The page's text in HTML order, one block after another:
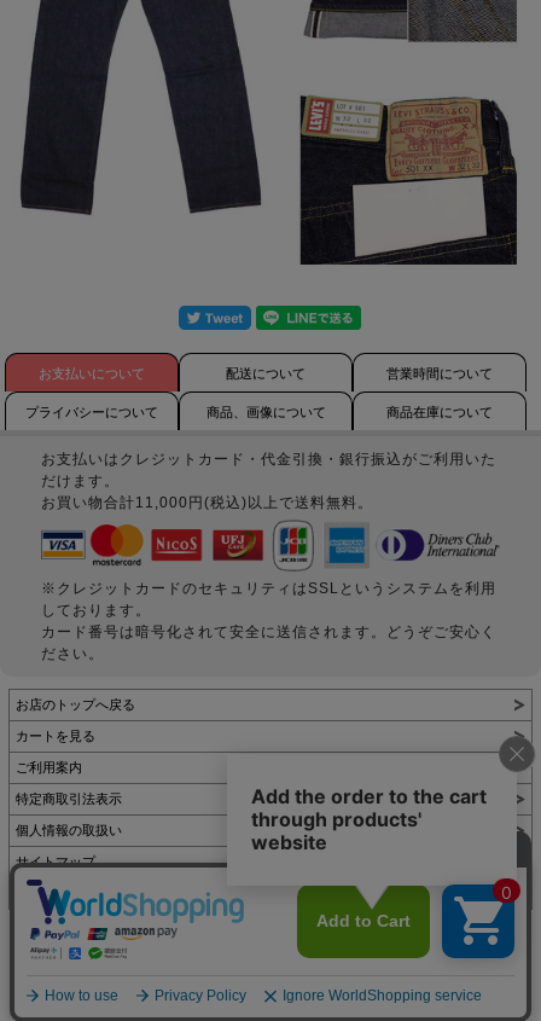
お支払いについて 配送について 営業時間について
プライバシーについて 商品、画像について 商品在庫について
お支払いはクレジットカード・代金引換・銀行振込がご利用いた
だけます。
お買い物合計11,000円(税込)以上で送料無料。
※クレジットカードのセキュリティはSSLというシステムを利用
しております。
カード番号は暗号化されて安全に送信されます。どうぞご安心く
ださい。
お店のトップへ戻る
カートを見る
ご利用案内
特定商取引法表示
個人情報の取扱い
サイトマップ
お問い合わせ
表示：スマートフォン｜